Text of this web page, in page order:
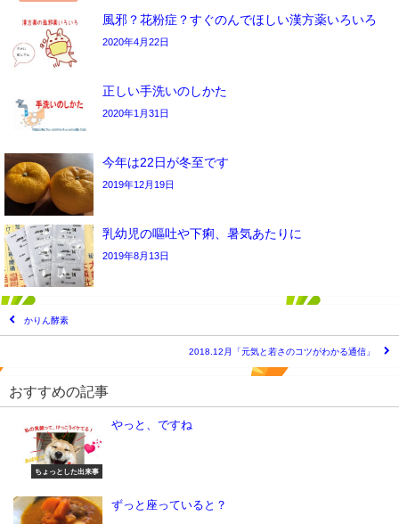
風邪？花粉症？すぐのんでほしい漢方薬いろいろ
2020年4月22日
正しい手洗いのしかた
2020年1月31日
今年は22日が冬至です
2019年12月19日
乳幼児の嘔吐や下痢、暑気あたりに
2019年8月13日
かりん酵素
2018.12月「元気と若さのコツがわかる通信」
おすすめの記事
ちょっとした出来事
やっと、ですね
ずっと座っていると？